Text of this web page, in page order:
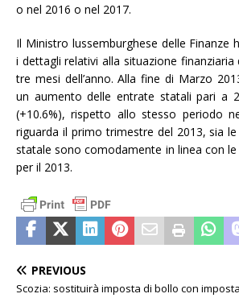
o nel 2016 o nel 2017.
Il Ministro lussemburghese delle Finanze
i dettagli relativi alla situazione finanziaria
tre mesi dell’anno. Alla fine di Marzo
un aumento delle entrate statali pari a
(+10.6%), rispetto allo stesso periodo
riguarda il primo trimestre del 2013, sia
statale sono comodamente in linea con
per il 2013.
PREVIOUS
Scozia: sostituirà imposta di bollo con